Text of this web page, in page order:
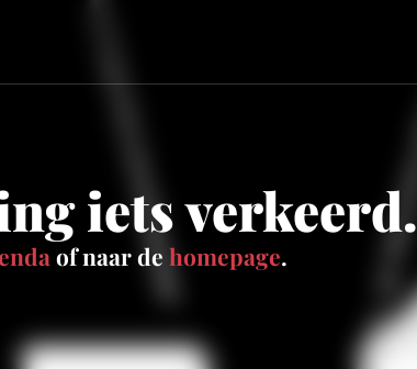
iets verkeerd.
of naar de homepage.